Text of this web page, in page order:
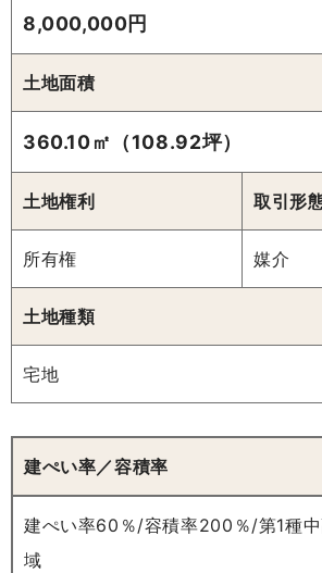
8,000,000円
土地面積
360.10㎡（108.92坪）
土地権利 取引形
所有権 媒介
土地種類
宅地
建ぺい率／容積率
建ぺい率60％/容積率200％/第1種
域